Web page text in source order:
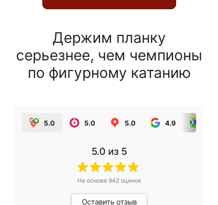
Держим планку
серьезнее, чем чемпионы
по фигурному катанию
5.0 5.0 5.0 4.9
5.0 из 5
На основе 942оценок
Оставить отзыв